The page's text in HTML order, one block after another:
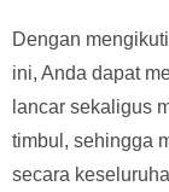
Dengan
ini, Anda dapat
lancar sekaligus
timbul, sehingga
secara